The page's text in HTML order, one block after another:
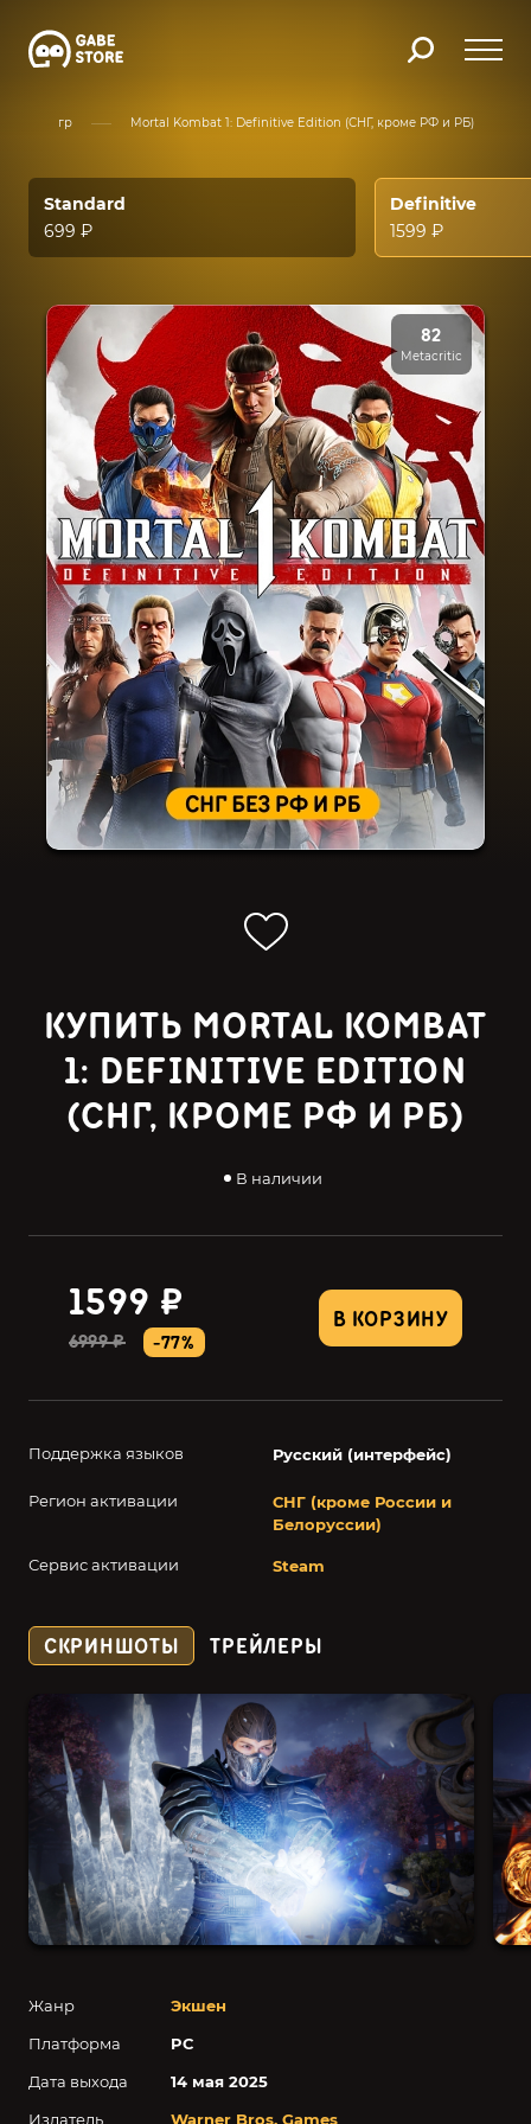
игр Mortal Kombat 1: Definitive Edition (СНГ, кроме РФ и РБ)
Standard
699 ₽
Definitive
1599 ₽
82
Metacritic
КУПИТЬ MORTAL KOMBAT
1: DEFINITIVE EDITION
(СНГ, КРОМЕ РФ И РБ)
В наличии
В КОРЗИНУ
1599 ₽
6999 ₽ -77%
Поддержка языков Русский (интерфейс)
Регион активации
СНГ (кроме России и
Белоруссии)
Сервис активации Steam
Жанр
Экшен
Платформа
PC
Дата выхода
14 мая 2025
Издатель
Warner Bros. Games
СКРИНШОТЫ ТРЕЙЛЕРЫ